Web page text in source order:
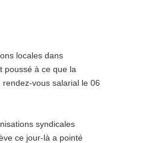
locales dans
poussé à ce que la
vous salarial le 06
syndicales
ce jour-là a pointé